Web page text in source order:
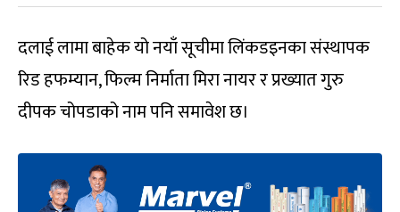
दलाई लामा बाहेक यो नयाँ सूचीमा लिंकडइनका संस्थापक
रिड हफम्यान, फिल्म निर्माता मिरा नायर र प्रख्यात गुरु
दीपक चोपडाको नाम पनि समावेश छ।